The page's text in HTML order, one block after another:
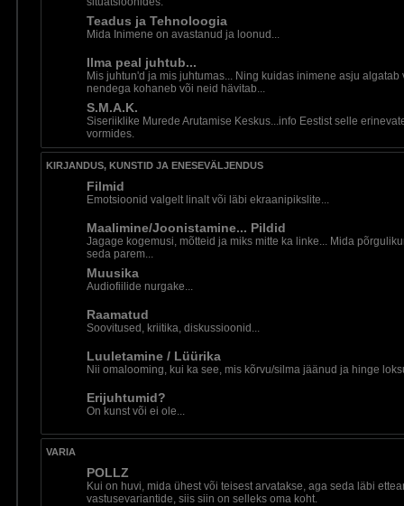
Teadus ja Tehnoloogia
Mida Inimene on avastanud ja loonud...
Ilma peal juhtub...
Mis juhtun'd ja mis juhtumas... Ning kuidas inimene asju algatab
nendega kohaneb või neid hävitab...
S.M.A.K.
Siseriiklike Murede Arutamise Keskus...info Eestist selle
vormides.
KIRJANDUS, KUNSTID JA ENESEVÄLJENDUS
Filmid
Emotsioonid valgelt linalt või läbi ekraanipikslite...
Maalimine/Joonistamine... Pildid
Jagage kogemusi, mõtteid ja miks mitte ka linke... Mida
seda parem...
Muusika
Audiofiilide nurgake...
Raamatud
Soovitused, kriitika, diskussioonid...
Luuletamine / Lüürika
Nii omalooming, kui ka see, mis kõrvu/silma jäänud ja hinge
Erijuhtumid?
On kunst või ei ole...
VARIA
POLLZ
Kui on huvi, mida ühest või teisest arvatakse, aga seda läbi
vastusevariantide, siis siin on selleks oma koht.